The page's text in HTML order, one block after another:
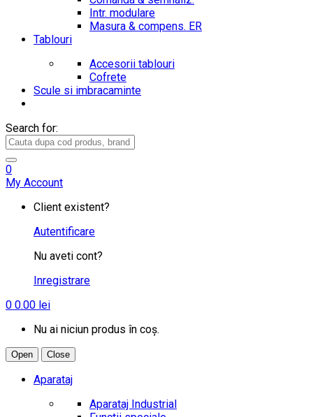
Intr. modulare
Masura & compens. ER
Tablouri
Accesorii tablouri
Cofrete
Scule si imbracaminte
Search for:
0
My Account
Client existent?
Autentificare
Nu aveti cont?
Inregistrare
0 0.00 lei
Nu ai niciun produs în coș.
Open Close
Aparataj
Aparataj Industrial